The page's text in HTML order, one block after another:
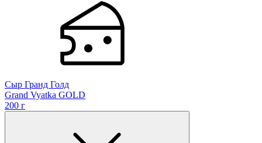
Сыр Гранд Голд
Grand Vyatka GOLD
200 г